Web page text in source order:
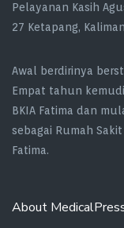
Pelayanan Kasih
27 Ketapang,
Awal berdirinya
Empat tahun
BKIA Fatima dan
sebagai Rumah
Fatima.
About